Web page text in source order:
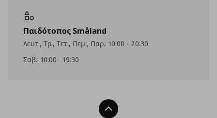
Παιδότοπος Småland
Δευτ., Τρ., Τετ., Πεμ., Παρ.: 10:00 - 20:30
Σαβ.: 10:00 - 19:30
Back To Top